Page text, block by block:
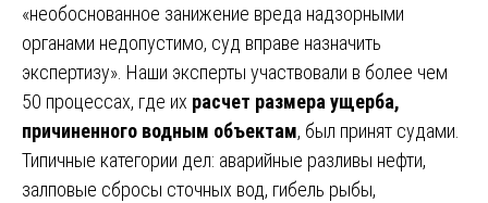
«необоснованное занижение вреда надзорными
органами недопустимо, суд вправе назначить
экспертизу». Наши эксперты участвовали в более чем
50 процессах, где их расчет размера ущерба,
причиненного водным объектам, был принят судами.
Типичные категории дел: аварийные разливы нефти,
залповые сбросы сточных вод, гибель рыбы,